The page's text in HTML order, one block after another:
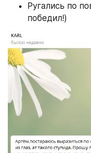
Ругались по
победил!)